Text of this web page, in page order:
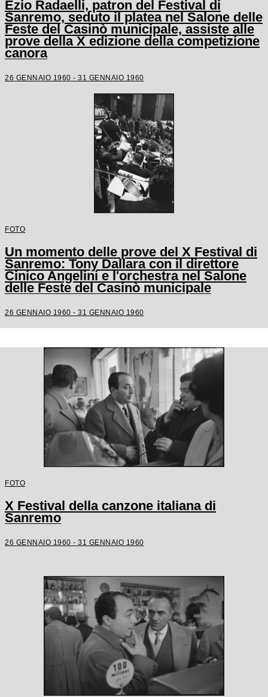
Ezio Radaelli, patron del Festival di
Sanremo, seduto il platea nel Salone delle
Feste del Casinò municipale, assiste alle
prove della X edizione della competizione
canora
26 GENNAIO 1960 - 31 GENNAIO 1960
FOTO
Un momento delle prove del X Festival di
Sanremo: Tony Dallara con il direttore
Cinico Angelini e l'orchestra nel Salone
delle Feste del Casinò municipale
26 GENNAIO 1960 - 31 GENNAIO 1960
FOTO
X Festival della canzone italiana di
Sanremo
26 GENNAIO 1960 - 31 GENNAIO 1960